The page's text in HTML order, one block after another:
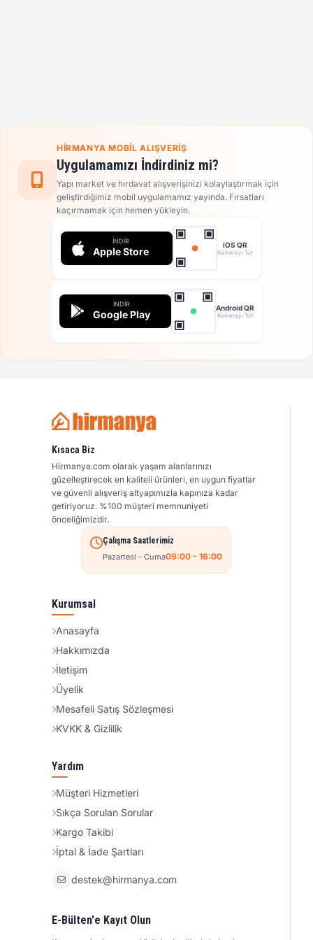
HIRMANYA MOBIL ALIŞVERIŞ
Uygulamamızı İndirdiniz mi?
Yapı market ve hırdavat alışverişinizi kolaylaştırmak için
geliştirdiğimiz mobil uygulamamız yayında. Fırsatları
kaçırmamak için hemen yükleyin.
İNDIR
Apple Store
iOS QR
Kamerayı Tut
İNDIR
Google Play
Android QR
Kamerayı Tut
Kısaca Biz
Hirmanya.com olarak yaşam alanlarınızı
güzelleştirecek en kaliteli ürünleri, en uygun fiyatlar
ve güvenli alışveriş altyapımızla kapınıza kadar
getiriyoruz. %100 müşteri memnuniyeti
önceliğimizdir.
Çalışma Saatlerimiz
Pazartesi - Cuma09:00 - 16:00
Kurumsal
Anasayfa
Hakkımızda
İletişim
Üyelik
Mesafeli Satış Sözleşmesi
KVKK & Gizlilik
Yardım
Müşteri Hizmetleri
Sıkça Sorulan Sorular
Kargo Takibi
İptal & İade Şartları
destek@hirmanya.com
E-Bülten'e Kayıt Olun